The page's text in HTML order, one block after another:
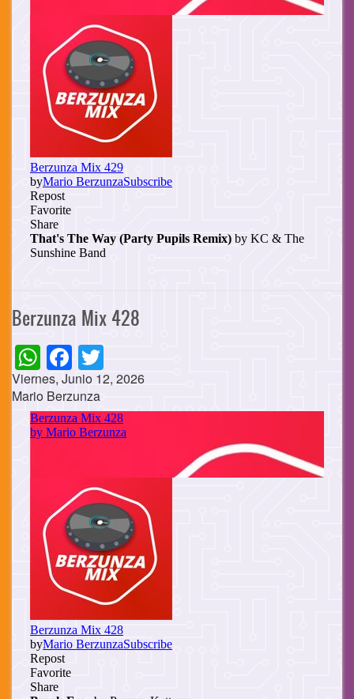
Berzunza Mix 428
WhatsApp
Facebook
Viernes, Junio 12, 2026
Mario Berzunza
Cuerpo